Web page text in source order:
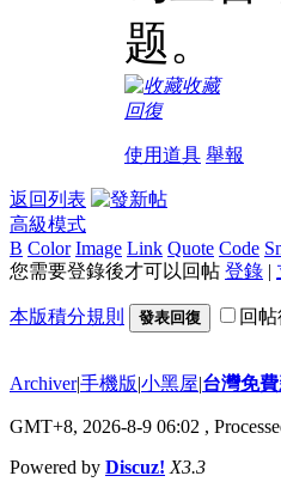
题。
收藏
回復
使用道具 舉報
返回列表
高級模式
B Color Image Link Quote Code
您需要登錄後才可以回帖 登錄 |
本版積分規則 發表回復 回
Archiver|手機版|小黑屋|台灣免
GMT+8, 2026-8-9 06:02 ,
Powered by Discuz! X3.3